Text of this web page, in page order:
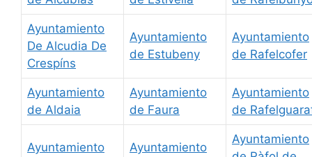
Ayuntamiento
De Alcudia De
Crespíns
Ayuntamiento
de Estubeny
Ayuntamiento
de Rafelcofer
Ayuntamiento
de Aldaia
Ayuntamiento
de Faura
Ayuntamiento
de
Ayuntamiento
Ayuntamiento
Ayuntamiento